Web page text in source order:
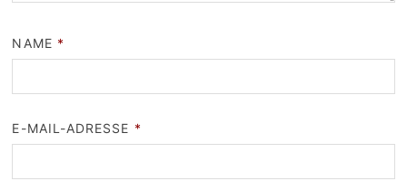
NAME *
E-MAIL-ADRESSE *